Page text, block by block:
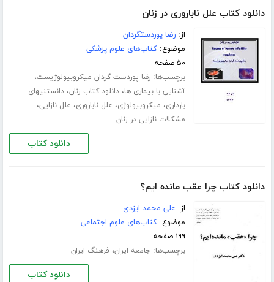
دانلود کتاب علل ناباروری در زنان
از:رضا پوردستگردان
موضوع:کتاب‌های علوم پزشکی
۵۰ صفحه
برچسب‌ها:رضا پوردست گردان میکروبیولوژیست،
آشنایی با بیماری ها،دانلود کتاب زنان،دانستنیهای
بارداری، میکروبیولوژی، علل ناباروری، علل نازایی،
مشکلات نازایی در زنان
دانلود کتاب
دانلود کتاب چرا عقب مانده ایم؟
از: علی محمد ایزدی
موضوع:کتاب‌های علوم اجتماعی
۱۹۹ صفحه
برچسب‌ها: جامعه ایران، فرهنگ ایران
دانلود کتاب